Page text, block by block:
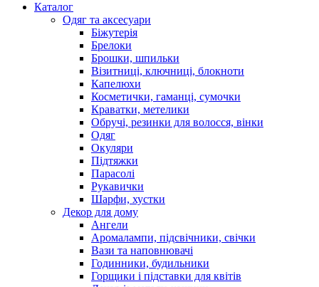
Каталог
Oдяг та аксесуари
Біжутерія
Брелоки
Брошки, шпильки
Візитниці, ключниці, блокноти
Капелюхи
Косметички, гаманці, сумочки
Краватки, метелики
Обручі, резинки для волосся, вінки
Одяг
Окуляри
Підтяжки
Парасолі
Рукавички
Шарфи, хустки
Декор для дому
Ангели
Аромалампи, підсвічники, свічки
Вази та наповнювачі
Годинники, будильники
Горщики і підставки для квітів